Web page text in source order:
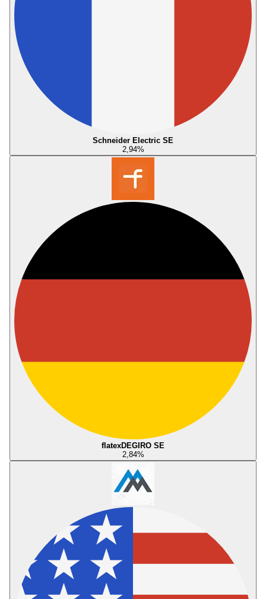
Schneider Electric SE
2,94%
flatexDEGIRO SE
2,84%